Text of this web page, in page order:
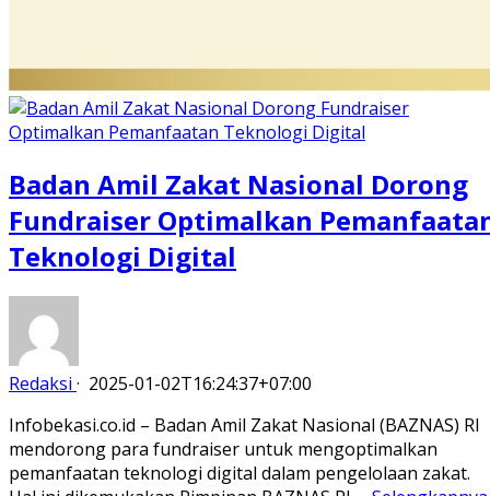
Badan Amil Zakat Nasional Dorong
Fundraiser Optimalkan
Teknologi Digital
Redaksi · 2025-01-02T16:24:37+07:00
Infobekasi.co.id – Badan Amil Zakat Nasional (BAZNAS) RI
mendorong para fundraiser untuk mengoptimalkan
pemanfaatan teknologi digital dalam pengelolaan zakat.